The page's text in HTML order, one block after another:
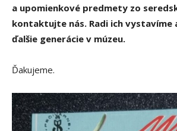
a upomienkové predmety zo
kontaktujte nás. Radi ich vystavíme
ďalšie generácie v múzeu.
Ďakujeme.